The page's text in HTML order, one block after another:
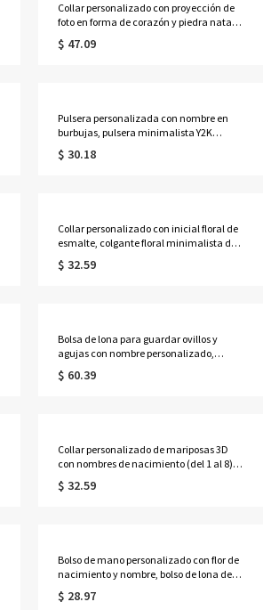
Collar personalizado con proyección de
foto en forma de corazón y piedra natal,
collar delicado de plata de ley 925 con
imagen, regalo de
$ 47.09
Pulsera personalizada con nombre en
burbujas, pulsera minimalista Y2K
ajustable con letras abultadas, joyería
apilable, regalo de cumpleaños/Día de la
$ 30.18
Collar personalizado con inicial floral de
esmalte, colgante floral minimalista de
plata de ley 925 para superponer, regalo
de cumpleaños para mamá/mujer.
$ 32.59
Bolsa de lona para guardar ovillos y
agujas con nombre personalizado,
bolsillos para agujas y asas, organizador
de gran capacidad para tejer y hacer
$ 60.39
Collar personalizado de mariposas 3D
con nombres de nacimiento (del 1 al 8),
joyería delicada de plata de ley 925 para
la familia, regalo de cumpleaños/Día de
$ 32.59
Bolso de mano personalizado con flor de
nacimiento y nombre, bolso de lona de
gran capacidad, regalo de
cumpleaños/Día de la Madre/Boda para
$ 28.97